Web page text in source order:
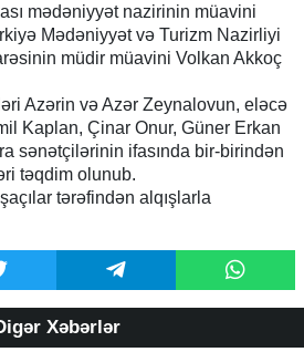
mədəniyyət nazirinin müavini
Mədəniyyət və Turizm Nazirliyi
müdir müavini Volkan Akkoç
Azərin və Azər Zeynalovun, eləcə
Kaplan, Çinar Onur, Güner Erkan
sənətçilərinin ifasında bir-birindən
təqdim olunub.
tərəfindən alqışlarla
Xəbərlər